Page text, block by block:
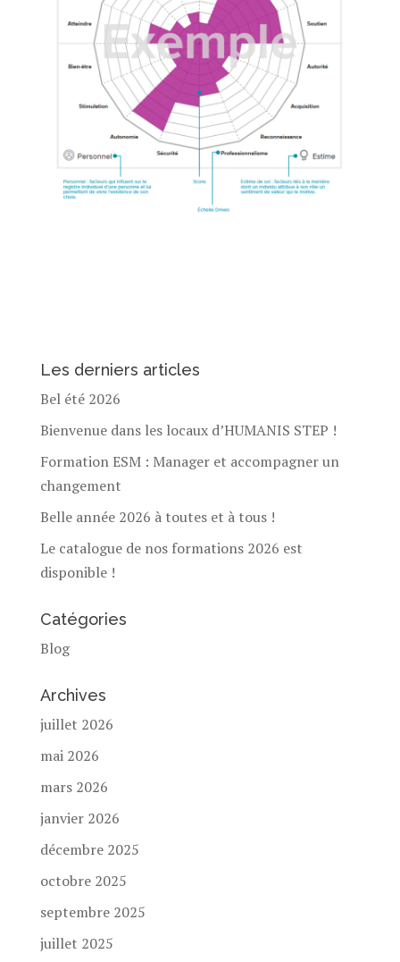
Les derniers articles
Bel été 2026
Bienvenue dans les locaux d’HUMANIS STEP !
Formation ESM : Manager et accompagner un
changement
Belle année 2026 à toutes et à tous !
Le catalogue de nos formations 2026 est
disponible !
Catégories
Blog
Archives
juillet 2026
mai 2026
mars 2026
janvier 2026
décembre 2025
octobre 2025
septembre 2025
juillet 2025